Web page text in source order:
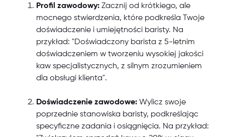
Profil zawodowy: Zacznij od krótkiego, ale
mocnego stwierdzenia, które podkreśla Twoje
doświadczenie i umiejętności baristy. Na
przykład: "Doświadczony barista z 5-letnim
doświadczeniem w tworzeniu wysokiej jakości
kaw specjalistycznych, z silnym zrozumieniem
dla obsługi klienta".
Doświadczenie zawodowe: Wylicz swoje
poprzednie stanowiska baristy, podkreślając
specyficzne zadania i osiągnięcia. Na przykład: